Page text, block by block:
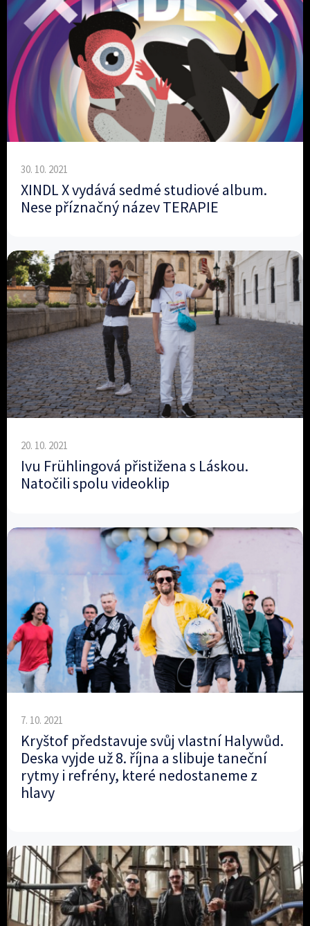
30. 10. 2021
XINDL X vydává sedmé studiové album.
Nese příznačný název TERAPIE
20. 10. 2021
Ivu Frühlingová přistižena s Láskou.
Natočili spolu videoklip
7. 10. 2021
Kryštof představuje svůj vlastní Halywůd.
Deska vyjde už 8. října a slibuje taneční
rytmy i refrény, které nedostaneme z
hlavy